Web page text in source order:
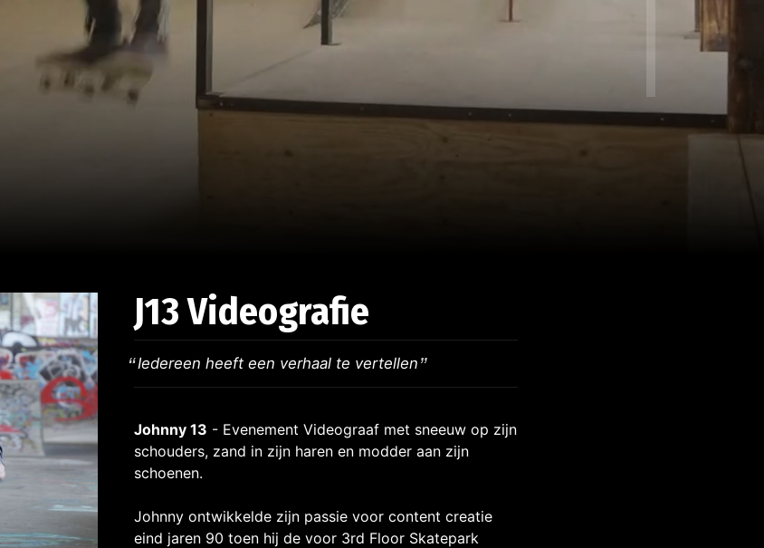
J13 Videografie
Iedereen heeft een verhaal te vertellen
Johnny 13 - Evenement Videograaf met sneeuw op zijn
schouders, zand in zijn haren en modder aan zijn
schoenen.
Johnny ontwikkelde zijn passie voor content creatie
eind jaren 90 toen hij de voor 3rd Floor Skatepark